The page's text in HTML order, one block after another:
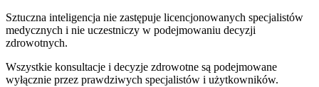
Sztuczna inteligencja nie zastępuje licencjonowanych specjalistów
medycznych i nie uczestniczy w podejmowaniu decyzji
zdrowotnych.
Wszystkie konsultacje i decyzje zdrowotne są podejmowane
wyłącznie przez prawdziwych specjalistów i użytkowników.